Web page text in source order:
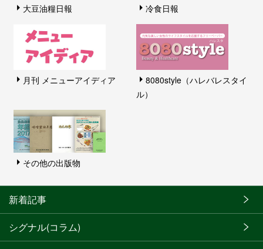
大豆油糧日報 冷食日報
月刊 メニューアイディア
8080style（ハレバレスタイ
ル）
その他の出版物
新着記事
シグナル(コラム)